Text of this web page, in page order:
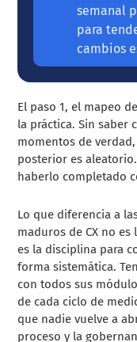
semanal
para
cambios
El paso 1, el mapeo
la práctica. Sin saber
momentos de
posterior es
haberlo completado
Lo que diferencia a
maduros de CX no
es la disciplina para
forma sistemática.
con todos sus
de cada ciclo de
que nadie vuelve a
proceso y la